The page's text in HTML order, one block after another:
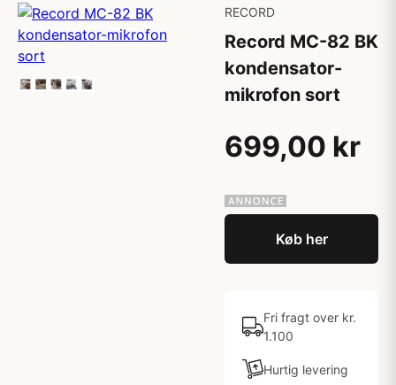
RECORD
Record MC-82 BK
kondensator-
mikrofon sort
699,00 kr
Køb her
Fri fragt over kr.
1.100
Hurtig levering